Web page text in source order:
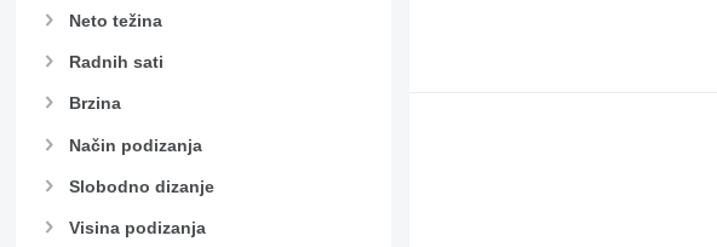
Neto težina
Radnih sati
Brzina
Način podizanja
Slobodno dizanje
Visina podizanja